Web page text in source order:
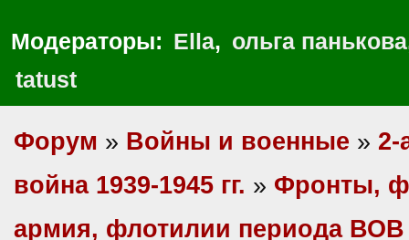
Модераторы: Ella, ольга панькова
tatust
Форум » Войны и военные » 2-
война 1939-1945 гг. » Фронты,
армия, флотилии периода ВОВ